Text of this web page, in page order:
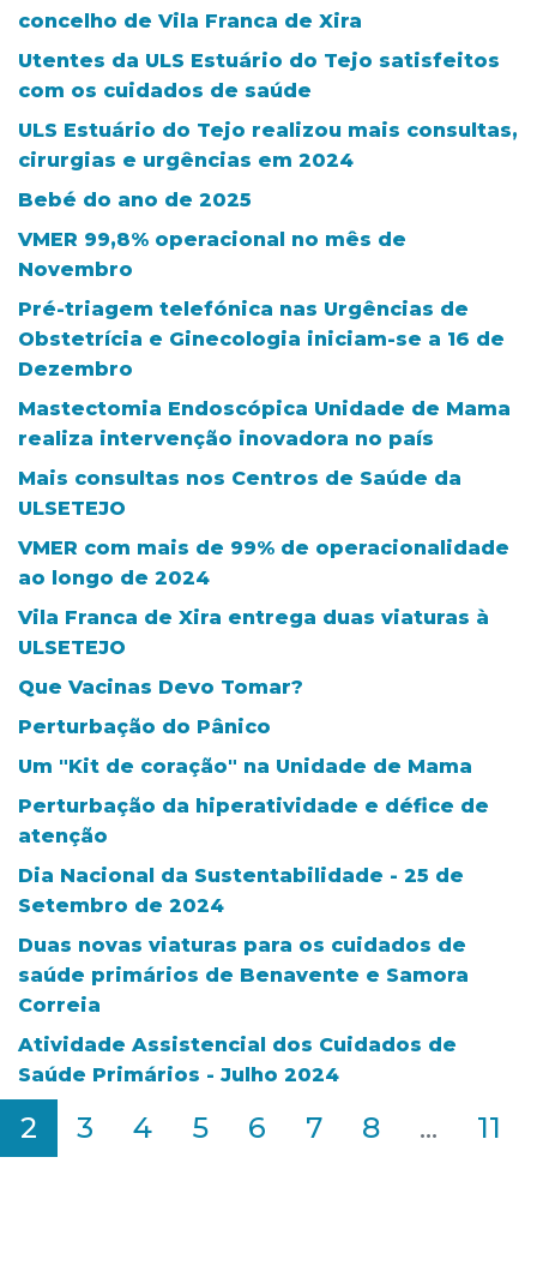
concelho de Vila Franca de Xira
Utentes da ULS Estuário do Tejo satisfeitos
com os cuidados de saúde
ULS Estuário do Tejo realizou mais consultas,
cirurgias e urgências em 2024
Bebé do ano de 2025
VMER 99,8% operacional no mês de
Novembro
Pré-triagem telefónica nas Urgências de
Obstetrícia e Ginecologia iniciam-se a 16 de
Dezembro
Mastectomia Endoscópica Unidade de Mama
realiza intervenção inovadora no país
Mais consultas nos Centros de Saúde da
ULSETEJO
VMER com mais de 99% de operacionalidade
ao longo de 2024
Vila Franca de Xira entrega duas viaturas à
ULSETEJO
Que Vacinas Devo Tomar?
Perturbação do Pânico
Um "Kit de coração" na Unidade de Mama
Perturbação da hiperatividade e défice de
atenção
Dia Nacional da Sustentabilidade - 25 de
Setembro de 2024
Duas novas viaturas para os cuidados de
saúde primários de Benavente e Samora
Correia
Atividade Assistencial dos Cuidados de
Saúde Primários - Julho 2024
2 3 4 5 6 7 8 ... 11